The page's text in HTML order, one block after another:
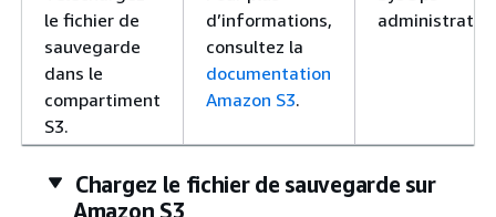
le fichier de
sauvegarde
dans le
compartiment
S3.
d’informations,
consultez la
documentation
Amazon S3.
Chargez le fichier de sauvegarde sur
Amazon S3